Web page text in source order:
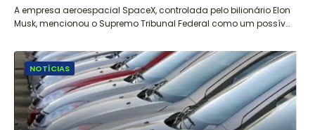
A empresa aeroespacial SpaceX, controlada pelo bilionário Elon
Musk, mencionou o Supremo Tribunal Federal como um possív…
NOTÍCIAS